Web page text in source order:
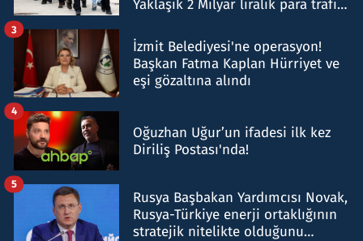
Yaklaşık 2 Milyar liralık para trafiği
İzmit Belediyesi'ne operasyon!
Başkan Fatma Kaplan Hürriyet ve
eşi gözaltına alındı
3
Oğuzhan Uğur’un ifadesi ilk kez
Diriliş Postası'nda!
4
Rusya Başbakan Yardımcısı Novak,
Rusya-Türkiye enerji ortaklığının
stratejik nitelikte olduğunu
5